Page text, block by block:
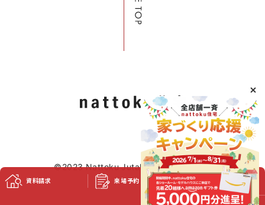
©2023 Nattoku Jutaku Kobo Co., Ltd.
資料請求 来場予約 スタッフブログ